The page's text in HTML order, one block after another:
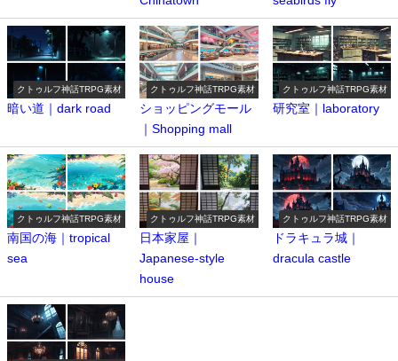
クトゥルフ神話TRPG素材
暗い道｜dark road
クトゥルフ神話TRPG素材
ショッピングモール
｜Shopping mall
クトゥルフ神話TRPG素材
研究室｜laboratory
クトゥルフ神話TRPG素材
南国の海｜tropical
sea
クトゥルフ神話TRPG素材
日本家屋｜
Japanese-style
house
クトゥルフ神話TRPG素材
ドラキュラ城｜
dracula castle